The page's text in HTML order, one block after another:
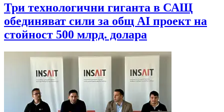
Три технологични гиганта в САЩ
обединяват сили за общ AI проект на
стойност 500 млрд. долара